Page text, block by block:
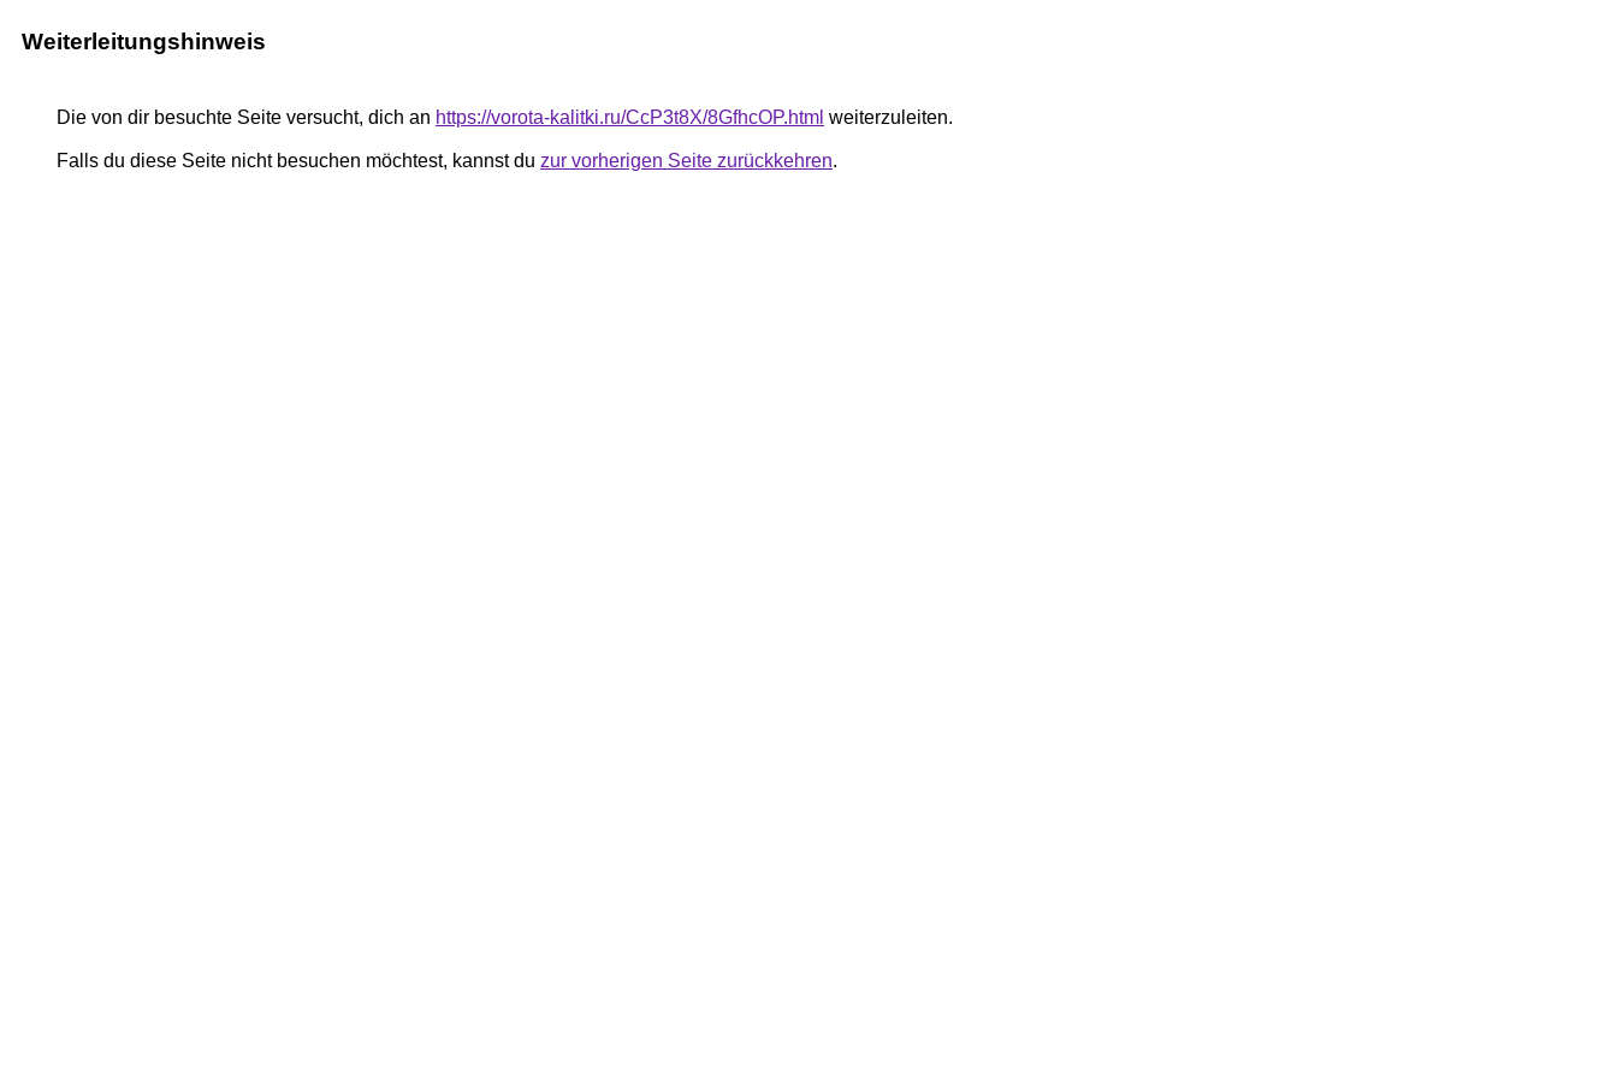
Weiterleitungshinweis
Die von dir besuchte Seite versucht, dich an https://vorota-kalitki.ru/CcP3t8X/8GfhcOP.html weiterzuleiten.
Falls du diese Seite nicht besuchen möchtest, kannst du zur vorherigen Seite zurückkehren.